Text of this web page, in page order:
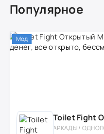
Популярное
Мод